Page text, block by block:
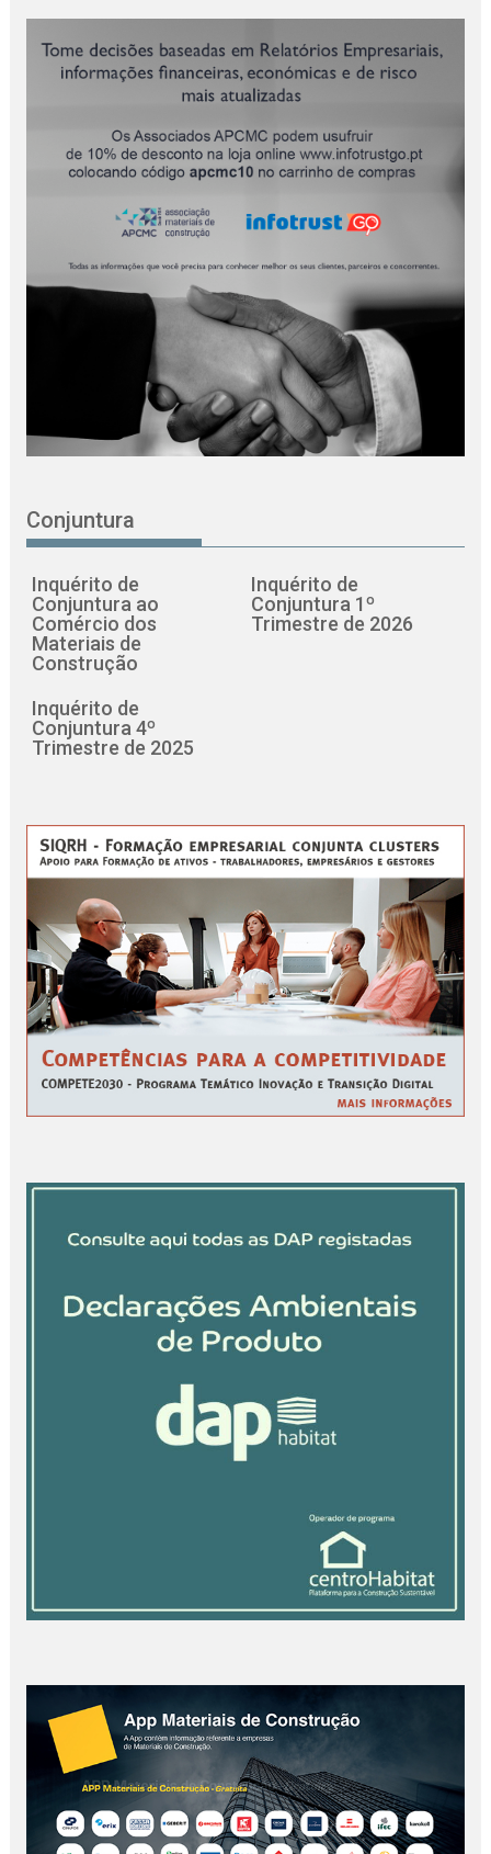
Conjuntura
Inquérito de
Conjuntura ao
Comércio dos
Materiais de
Construção
Inquérito de
Conjuntura 1º
Trimestre de 2026
Inquérito de
Conjuntura 4º
Trimestre de 2025